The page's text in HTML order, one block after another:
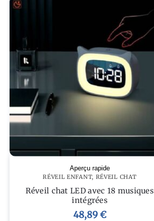
Aperçu rapide
RÉVEIL ENFANT, RÉVEIL CHAT
Réveil chat LED avec 18 musiques
intégrées
48,89€